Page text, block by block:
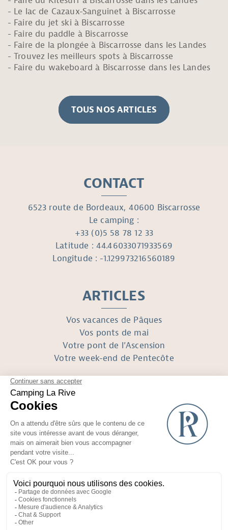
Le lac de Cazaux-Sanguinet à Biscarrosse
Faire du jet ski à Biscarrosse
Faire du paddle à Biscarrosse
Faire de la plongée à Biscarrosse dans les Landes
Trouvez les meilleurs spots à Biscarrosse
Faire du wakeboard à Biscarrosse dans les Landes
TOUS NOS ARTICLES
CONTACT
6523 route de Bordeaux, 40600 Biscarrosse
Le camping :
+33 (0)5 58 78 12 33
Latitude : 44.46033071933569
Longitude : -1.129973216560189
ARTICLES
Vos vacances de Pâques
Vos ponts de mai
Votre pont de l’Ascension
Votre week-end de Pentecôte
SUIVEZ-NOUS
Réalisé avec
par Horizon Marketing
Photos et plans non contractuels